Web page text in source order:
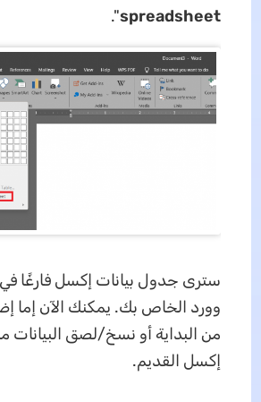
spreadsheet
".
سترى جدول بيانات إكسل فارغًا
وورد الخاص بك. يمكنك الآن إما
من البداية أو نسخ/لصق
إكسل القديم.